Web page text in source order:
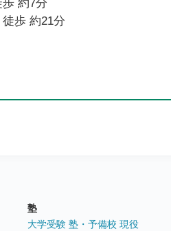
約7分
歩 約21分
塾
大学受験 塾・予備校 現役